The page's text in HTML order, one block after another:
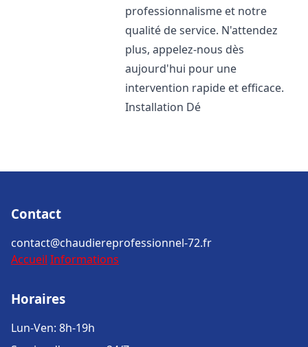
professionnalisme et notre
qualité de service. N'attendez
plus, appelez-nous dès
aujourd'hui pour une
intervention rapide et efficace.
Installation Dé
Contact
contact@chaudiereprofessionnel-72.fr
Accueil Informations
Horaires
Lun-Ven: 8h-19h